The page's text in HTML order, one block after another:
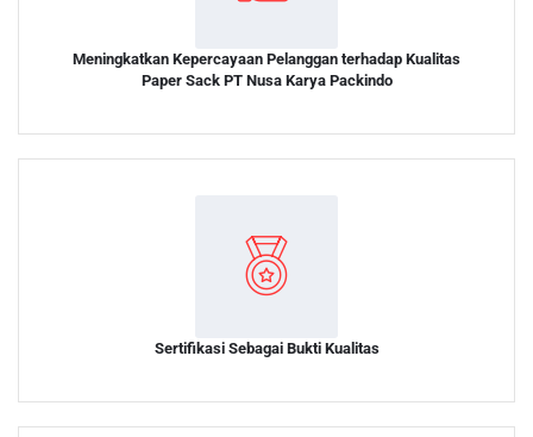
Meningkatkan Kepercayaan Pelanggan terhadap Kualitas
Paper Sack PT Nusa Karya Packindo
Sertifikasi Sebagai Bukti Kualitas